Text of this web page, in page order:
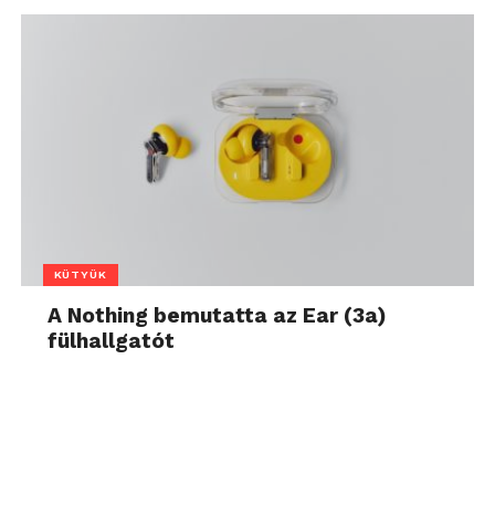
KÜTYÜK
A Nothing bemutatta az Ear (3a)
fülhallgatót